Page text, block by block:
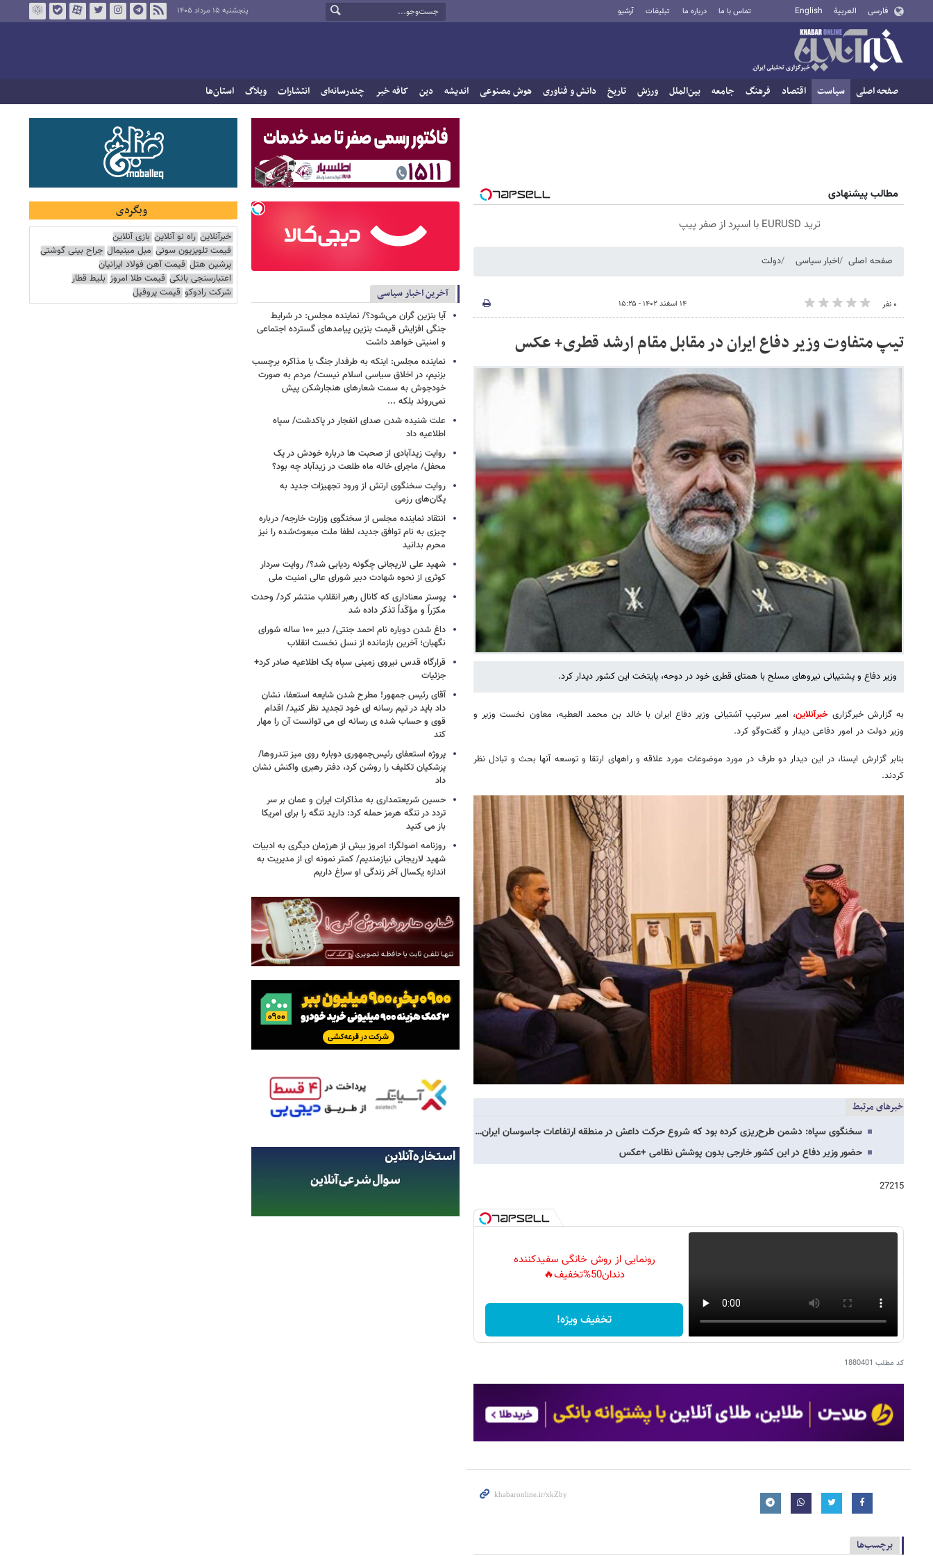
فارسی العربية English تماس با ما درباره ما تبلیغات آرشیو پنجشنبه ۱۵ مرداد ۱۴۰۵
صفحه اصلی سیاست اقتصاد فرهنگ جامعه بین‌الملل ورزش تاریخ دانش و فناوری هوش مصنوعی اندیشه دین کافه خبر چندرسانه‌ای انتشارات وبلاگ استان‌ها
مطالب پیشنهادی
ترید EURUSD با اسپرد از صفر پیپ
صفحه اصلی اخبار سیاسی دولت
۰ نفر ۱۴ اسفند ۱۴۰۲ - ۱۵:۲۵
تیپ متفاوت وزیر دفاع ایران در مقابل مقام ارشد قطری+ عکس
وزیر دفاع و پشتیبانی نیروهای مسلح با همتای قطری خود در دوحه، پایتخت این کشور دیدار کرد.
به گزارش خبرگزاریخبرآنلاین، امیر سرتیپ آشتیانی وزیر دفاع ایران با خالد بن محمد العطیه، معاون نخست وزیر و
وزیر دولت در امور دفاعی دیدار و گفت‌وگو کرد.
بنابر گزارش ایسنا، در این دیدار دو طرف در مورد موضوعات مورد علاقه و راههای ارتقا و توسعه آنها بحث و تبادل نظر
کردند.
خبرهای مرتبط
سخنگوی سپاه: دشمن طرح‌ریزی کرده بود که شروع حرکت داعش در منطقه ارتفاعات جاسوسان ایران…
حضور وزیر دفاع در این کشور خارجی بدون پوشش نظامی +عکس
27215
رونمایی از روش خانگی سفیدکننده
دندان50%تخفیف🔥
تخفیف ویژه!
کد مطلب 1880401
برچسب‌ها
آخرین اخبار سیاسی
آیا بنزین گران می‌شود؟/ نماینده مجلس: در شرایط
جنگی افزایش قیمت بنزین پیامدهای گسترده اجتماعی
و امنیتی خواهد داشت
نماینده مجلس: اینکه به طرفدار جنگ یا مذاکره برچسب
بزنیم، در اخلاق سیاسی اسلام نیست/ مردم به صورت
خودجوش به سمت شعارهای هنجارشکن پیش
نمی‌روند بلکه ...
علت شنیده شدن صدای انفجار در پاکدشت/ سپاه
اطلاعیه داد
روایت زیدآبادی از صحبت ها درباره خودش در یک
محفل/ ماجرای خاله ماه طلعت در زیدآباد چه بود؟
روایت سخنگوی ارتش از ورود تجهیزات جدید به
یگان‌های رزمی
انتقاد نماینده مجلس از سخنگوی وزارت خارجه/ درباره
چیزی به نام توافق جدید، لطفا ملت مبعوث‌شده را نیز
محرم بدانید
شهید علی لاریجانی چگونه ردیابی شد؟/ روایت سردار
کوثری از نحوه شهادت دبیر شورای عالی امنیت ملی
پوستر معناداری که کانال رهبر انقلاب منتشر کرد/ وحدت
مکرّراً و مؤکّداً تذکر داده شد
داغ شدن دوباره نام احمد جنتی/ دبیر ۱۰۰ ساله شورای
نگهبان؛ آخرین بازمانده از نسل نخست انقلاب
قرارگاه قدس نیروی زمینی سپاه یک اطلاعیه صادر کرد+
جزئیات
آقای رئیس جمهور! مطرح شدن شایعه استعفا، نشان
داد باید در تیم رسانه ای خود تجدید نظر کنید/ اقدام
قوی و حساب شده ی رسانه ای می توانست آن را مهار
کند
پروژه استعفای رئیس‌جمهوری دوباره روی میز تندروها/
پزشکیان تکلیف را روشن کرد، دفتر رهبری واکنش نشان
داد
حسین شریعتمداری به مذاکرات ایران و عمان بر سر
تردد در تنگه هرمز حمله کرد: دارید تنگه را برای امریکا
باز می کنید
روزنامه اصولگرا: امروز بیش از هرزمان دیگری به ادبیات
شهید لاریجانی نیازمندیم/ کمتر نمونه ای از مدیریت به
اندازه یکسال آخر زندگی او سراغ داریم
وبگردی
خبرآنلاین راه نو آنلاین بازی آنلاین
قیمت تلویزیون سونی مبل مینیمال جراح بینی گوشتی
پرشین هتل قیمت آهن فولاد ایرانیان
اعتبارسنجی بانکی قیمت طلا امروز بلیط قطار
شرکت رادوکو قیمت پروفیل